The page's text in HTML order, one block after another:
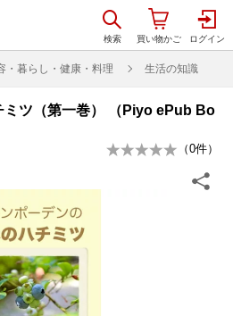
・暮らし・健康・料理 生活の知識
ミツ（第一巻） （Piyo ePub Bo
（0件）